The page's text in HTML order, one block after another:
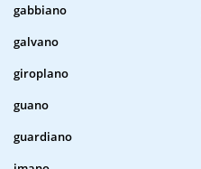
gabbiano
galvano
giroplano
guano
guardiano